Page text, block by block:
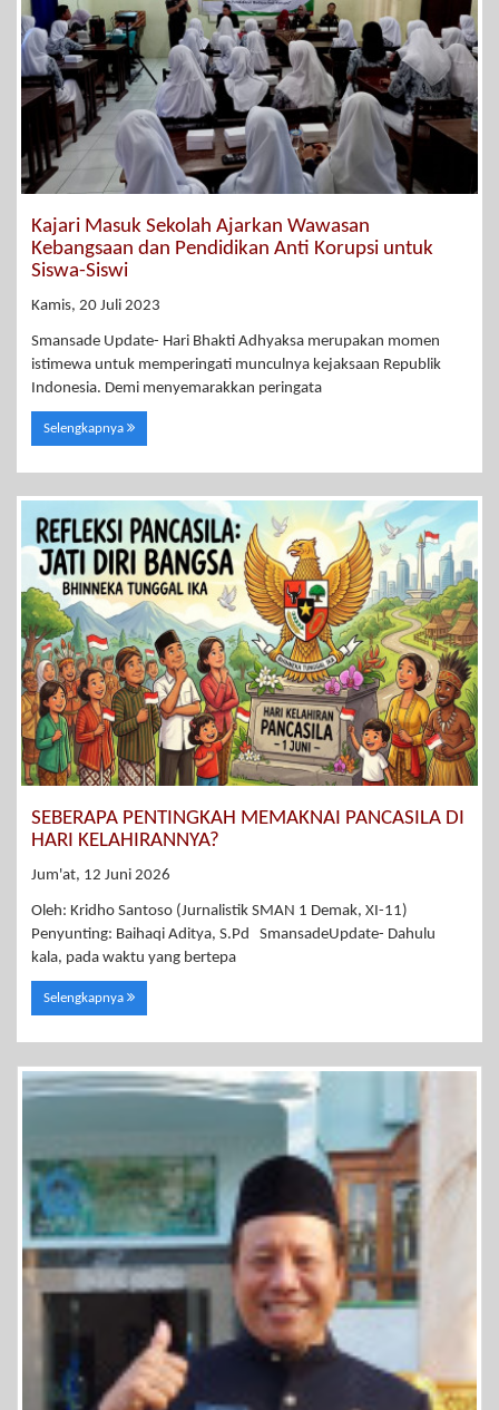
Kajari Masuk Sekolah Ajarkan Wawasan
Kebangsaan dan Pendidikan Anti Korupsi untuk
Siswa-Siswi
Kamis, 20 Juli 2023
Smansade Update- Hari Bhakti Adhyaksa merupakan momen
istimewa untuk memperingati munculnya kejaksaan Republik
Indonesia. Demi menyemarakkan peringata
Selengkapnya
SEBERAPA PENTINGKAH MEMAKNAI PANCASILA DI
HARI KELAHIRANNYA?
Jum'at, 12 Juni 2026
Oleh: Kridho Santoso (Jurnalistik SMAN 1 Demak, XI-11)
Penyunting: Baihaqi Aditya, S.Pd SmansadeUpdate- Dahulu
kala, pada waktu yang bertepa
Selengkapnya